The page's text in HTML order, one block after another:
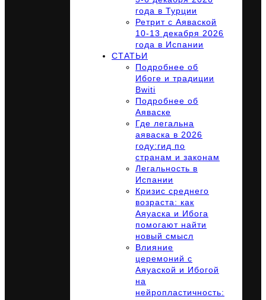
года в Турции
Ретрит с Аяваской
10-13 декабря 2026
года в Испании
СТАТЬИ
Подробнее об
Ибоге и традиции
Bwiti
Подробнее об
Аяваске
Где легальна
аяваска в 2026
году:гид по
странам и законам
Легальность в
Испании
Кризис среднего
возраста: как
Аяуаска и Ибога
помогают найти
новый смысл
Влияние
церемоний с
Аяуаской и Ибогой
на
нейропластичность: